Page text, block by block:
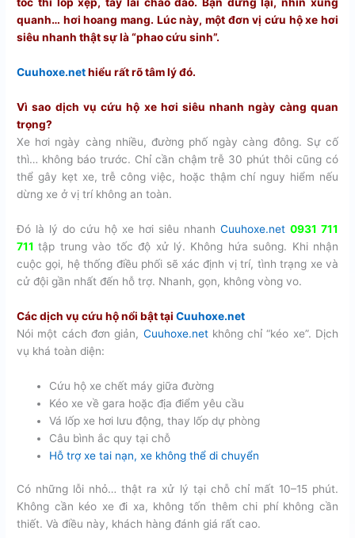
tốc thì lốp xẹp, tay lái chao đảo. Bạn dừng lại, nhìn xung
quanh… hơi hoang mang. Lúc này, một đơn vị cứu hộ xe hơi
siêu nhanh thật sự là “phao cứu sinh”.
Cuuhoxe.nethiểu rất rõ tâm lý đó.
Vì sao dịch vụ cứu hộ xe hơi siêu nhanh ngày càng quan
trọng?
Xe hơi ngày càng nhiều, đường phố ngày càng đông. Sự cố
thì… không báo trước. Chỉ cần chậm trễ 30 phút thôi cũng có
thể gây kẹt xe, trễ công việc, hoặc thậm chí nguy hiểm nếu
dừng xe ở vị trí không an toàn.
Đó là lý do cứu hộ xe hơi siêu nhanh Cuuhoxe.net 0931 711
711 tập trung vào tốc độ xử lý. Không hứa suông. Khi nhận
cuộc gọi, hệ thống điều phối sẽ xác định vị trí, tình trạng xe và
cử đội gần nhất đến hỗ trợ. Nhanh, gọn, không vòng vo.
Các dịch vụ cứu hộ nổi bật tạiCuuhoxe.net
Nói một cách đơn giản, Cuuhoxe.netkhông chỉ “kéo xe”. Dịch
vụ khá toàn diện:
Cứu hộ xe chết máy giữa đường
Kéo xe về gara hoặc địa điểm yêu cầu
Vá lốp xe hơi lưu động, thay lốp dự phòng
Câu bình ắc quy tại chỗ
Hỗ trợ xe tai nạn, xe không thể di chuyển
Có những lỗi nhỏ… thật ra xử lý tại chỗ chỉ mất 10–15 phút.
Không cần kéo xe đi xa, không tốn thêm chi phí không cần
thiết. Và điều này, khách hàng đánh giá rất cao.